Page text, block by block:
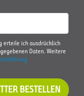
erteile ich ausdrücklich
Daten. Weitere
BESTELLEN